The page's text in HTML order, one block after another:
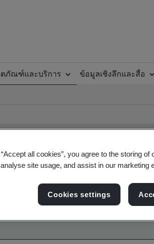
ภัณฑ์และบริการ ข้อมูลเชิงลึกและสื่อ
- Validation and
all cookies”, you agree to the storing
site usage, and assist in our marketing
Cookies settings